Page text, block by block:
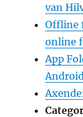
van
Offline
online
App